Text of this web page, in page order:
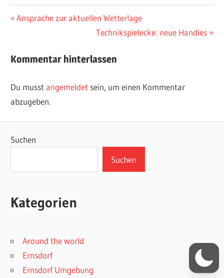
Beitragsnavigation
Vorheriger
Ansprache zur aktuellen Wetterlage
Nächster
Technikspielecke: neue Handies
Kommentar hinterlassen
Du musstangemeldet sein, um einen Kommentar
abzugeben.
Suchen
Suchen
Kategorien
Around the world
Ernsdorf
Ernsdorf Umgebung